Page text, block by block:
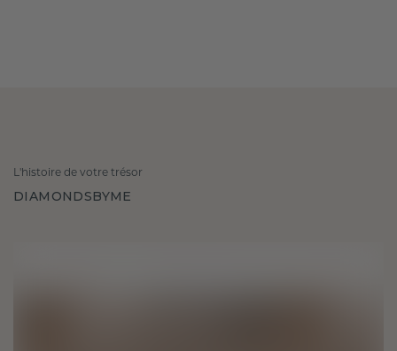
L'histoire de votre trésor
DIAMONDSBYME